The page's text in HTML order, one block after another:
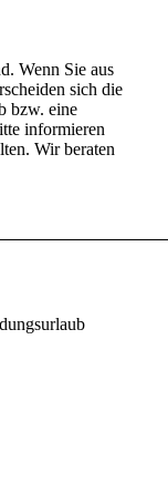
Wenn Sie aus
sich die
bzw. eine
informieren
Wir beraten